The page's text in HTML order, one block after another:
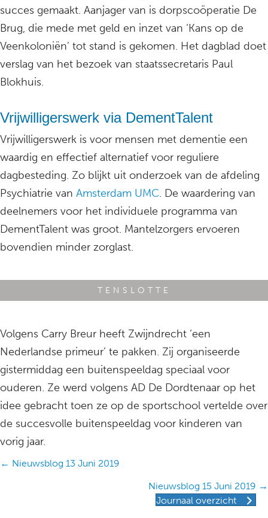
succes gemaakt. Aanjager van is dorpscoöperatie De
Brug, die mede met geld en inzet van ‘Kans op de
Veenkoloniën’ tot stand is gekomen. Het dagblad doet
verslag van het bezoek van staatssecretaris Paul
Blokhuis.
Vrijwilligerswerk via DementTalent
Vrijwilligerswerk is voor mensen met dementie een
waardig en effectief alternatief voor reguliere
dagbesteding. Zo blijkt uit onderzoek van de afdeling
Psychiatrie van Amsterdam UMC. De waardering van
deelnemers voor het individuele programma van
DementTalent was groot. Mantelzorgers ervoeren
bovendien minder zorglast.
TENSLOTTE
Volgens Carry Breur heeft Zwijndrecht ‘een
Nederlandse primeur’ te pakken. Zij organiseerde
gistermiddag een buitenspeeldag speciaal voor
ouderen. Ze werd volgens AD De Dordtenaar op het
idee gebracht toen ze op de sportschool vertelde over
de succesvolle buitenspeeldag voor kinderen van
vorig jaar.
Posts
← Nieuwsblog 13 Juni 2019
Nieuwsblog 15 Juni 2019 →
Journaal overzicht